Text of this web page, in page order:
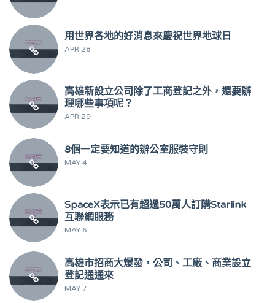
用世界各地的好消息來慶祝世界地球日
APR 28
高雄新設立公司除了工商登記之外，還要辦
理哪些事項呢？
APR 29
8個一定要知道的辦公室服裝守則
MAY 4
SpaceX表示已有超過50萬人訂購Starlink
互聯網服務
MAY 6
高雄市招商大爆發，公司、工廠、商業設立
登記通通來
MAY 7